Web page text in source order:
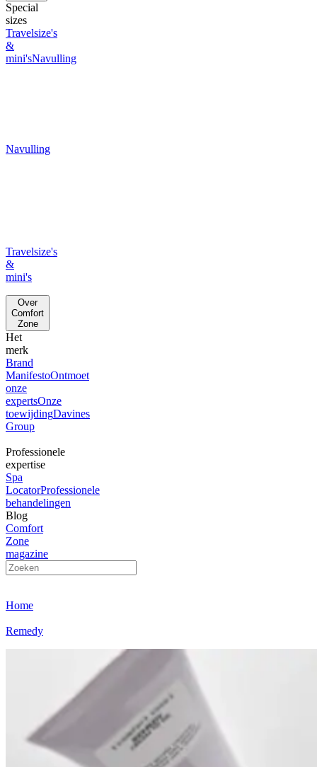
Special
sizes
Travelsize's
&
mini'sNavulling
Navulling
Travelsize's
&
mini's
Over
Comfort
Zone
Het
merk
Brand
ManifestoOntmoet
onze
expertsOnze
toewijdingDavines
Group
Professionele
expertise
Spa
LocatorProfessionele
behandelingen
Blog
Comfort
Zone
magazine
Home
Remedy